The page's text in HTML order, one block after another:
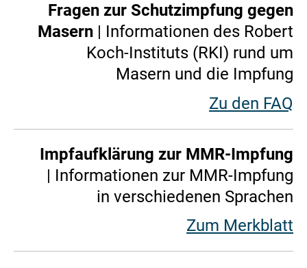
Fragen zur Schutzimpfung gegen
Masern | Informationen des Robert
Koch-Instituts (RKI) rund um
Masern und die Impfung
Zu den FAQ
Impfaufklärung zur MMR-Impfung
| Informationen zur MMR-Impfung
in verschiedenen Sprachen
Zum Merkblatt